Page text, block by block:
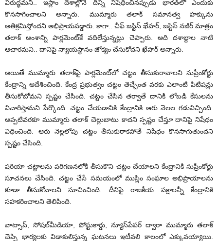
విరుద్ధమని.. ఇస్లాం దేశాల్లోనే దీన్ని నిషేధించినప్పుడు భారత్‌లో ఎందుకు
కొనసాగించాలని అన్నారు. ముమ్మారు తలాక్‌ సమానత్వ హక్కును
అతిక్రమిస్తోందని అభిప్రాయపడ్డారు. కాగా.. చీఫ్‌ జస్టిస్‌ ఖేహర్‌, జస్టిస్‌ నజీర్‌ మాత్రం
తలాక్‌ అంశాన్ని పార్లమెంట్‌కే వదిలేస్తున్నట్లు చెప్పారు. అది దశాబ్దాల నాటి
ఆచారమని.. దానిపై న్యాయస్థానం జోక్యం చేసుకోదని ఖేహర్‌ అన్నారు.
అయితే ముమ్మారు తలాక్‌పై పార్లమెంట్‌లో చట్టం తీసుకురావాలని సుప్రీంకోర్టు
కేంద్రాన్ని ఆదేశించింది. కేంద్ర ప్రభుత్వం చట్టం తెచ్చేంత వరకు ఎలాంటి పిటిషన్లు
తీసుకోబోమని స్పష్టం చేసింది. చట్టం చేసిన తర్వాతే దానికి లోబడి కేసులను
విచారిస్తామని పేర్కొంది. చట్టం చేయడానికి కేంద్రానికి ఆరు నెలల గడువిచ్చింది.
అప్పటివరకూ ముమ్మారు తలాక్‌ చెల్లుబాటు కాదని స్పష్టం చేస్తూ దానిపై నిషేధం
విధించింది. ఆరు నెల్లలోపు చట్టం తీసుకురాకపోతే నిషేధం కొనసాగుతుందని
స్పష్టం చేసింది.
షరియా చట్టాలను పరిగణనలోకి తీసుకొని చట్టం చేయాలని కేంద్రానికి సుప్రీంకోర్టు
సూచనలు చేసింది. చట్టం చేసే సమయంలో ముస్లిం సంఘాల అభిప్రాయాలను
కూడా తీసుకోవాలని సూచించింది. దీనిపై రాజకీయ పక్షాలన్నీ కేంద్రానికి
సహకరించాలని తెలిపింది.
వాట్సాప్‌, సోషల్‌మీడియా, పోస్టుకార్డు, న్యూస్‌పేపర్‌ ద్వారా ముమ్మారు తలాక్‌
చెప్పి భార్యలకు విడాకులిస్తున్న ఘటనలు ఇటీవలి కాలంలో ఎక్కువయ్యాయి.